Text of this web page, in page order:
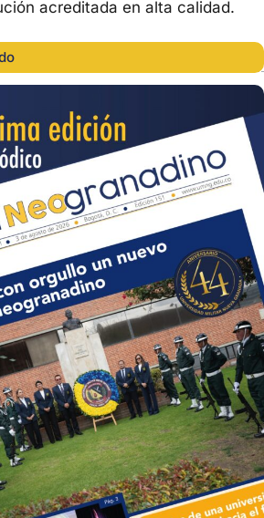
acreditada en alta calidad.